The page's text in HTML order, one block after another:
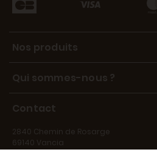
Nos produits
Qui sommes-nous ?
Contact
2840 Chemin de Rosarge
69140 Vancia